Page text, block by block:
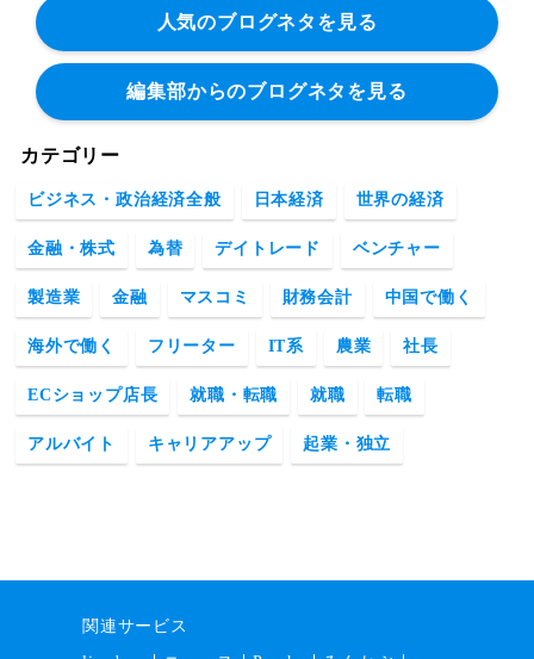
人気のブログネタを見る
編集部からのブログネタを見る
カテゴリー
ビジネス・政治経済全般 日本経済 世界の経済
金融・株式 為替 デイトレード ベンチャー
製造業 金融 マスコミ 財務会計 中国で働く
海外で働く フリーター IT系 農業 社長
ECショップ店長 就職・転職 就職 転職
アルバイト キャリアアップ 起業・独立
関連サービス